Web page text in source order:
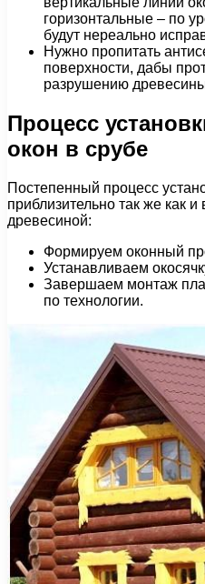
горизонтальные – по
будут нереально
Нужно пропитать
поверхности, дабы
разрушению
Процесс
окон в срубе
Постепенный процесс
приблизительно так же как
древесиной:
Формируем оконный
Устанавливаем
Завершаем монтаж
по технологии.